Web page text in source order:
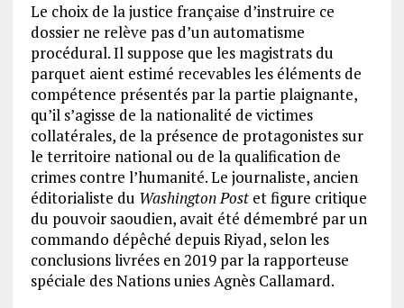
Le choix de la justice française d’instruire ce
dossier ne relève pas d’un automatisme
procédural. Il suppose que les magistrats du
parquet aient estimé recevables les éléments de
compétence présentés par la partie plaignante,
qu’il s’agisse de la nationalité de victimes
collatérales, de la présence de protagonistes sur
le territoire national ou de la qualification de
crimes contre l’humanité. Le journaliste, ancien
éditorialiste du Washington Postet figure critique
du pouvoir saoudien, avait été démembré par un
commando dépêché depuis Riyad, selon les
conclusions livrées en 2019 par la rapporteuse
spéciale des Nations unies Agnès Callamard.